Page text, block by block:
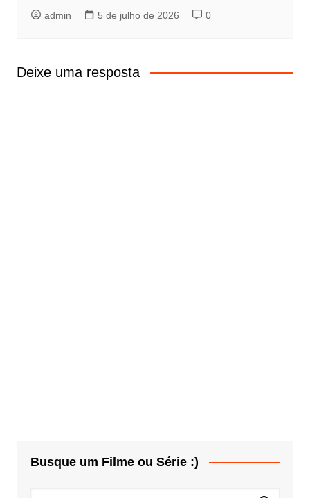
admin 5 de julho de 2026 0
Deixe uma resposta
Busque um Filme ou Série :)